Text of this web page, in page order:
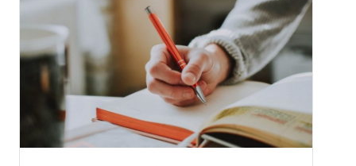
A Receita Federal prorroga para 31 de maio
de 2022 o prazo de entrega da Declaração
de Ajuste Anual do Imposto sobre a Renda
das Pessoas…